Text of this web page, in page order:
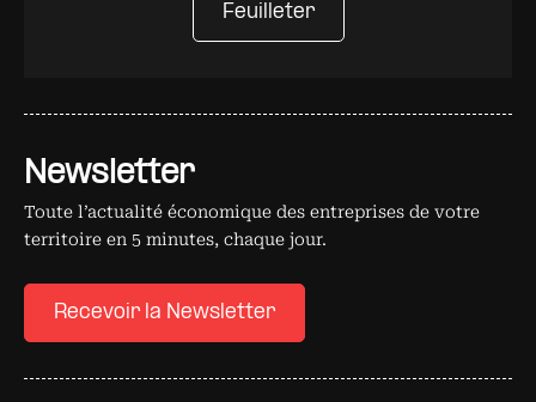
Newsletter
Toute l’actualité économique des entreprises de votre
territoire en 5 minutes, chaque jour.
Recevoir la Newsletter
Feuilleter